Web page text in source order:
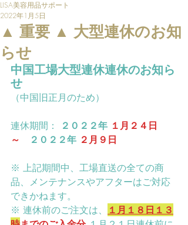
▲ 重要 ▲ 大型連休のお知
らせ
LISA美容用品サポート
2022年1月5日
中国工場大型連休連休のお知ら
せ
（中国旧正月のため）
連休期間： ２０２２年 １月２４日
～
２０２２年 ２月９日
※ 上記期間中、工場直送の全ての商
品、メンテナンスやアフターはご対応
できかねます。
※ 連休前のご注文は、
１月１８日１３